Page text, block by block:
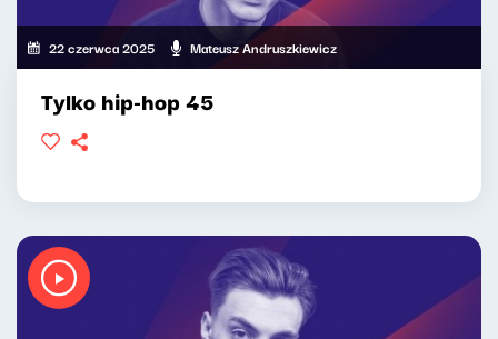
22 czerwca 2025 Mateusz Andruszkiewicz
Tylko hip-hop 45